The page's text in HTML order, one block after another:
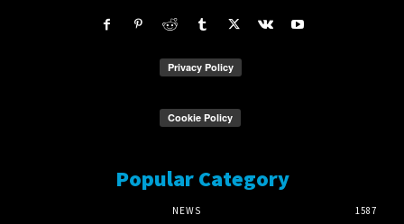
Popular Category
NEWS
1587